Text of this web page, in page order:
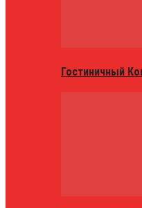
Гостиничный